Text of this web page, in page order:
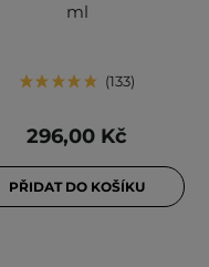
ml
133
296,00 Kč
PŘIDAT DO KOŠÍKU